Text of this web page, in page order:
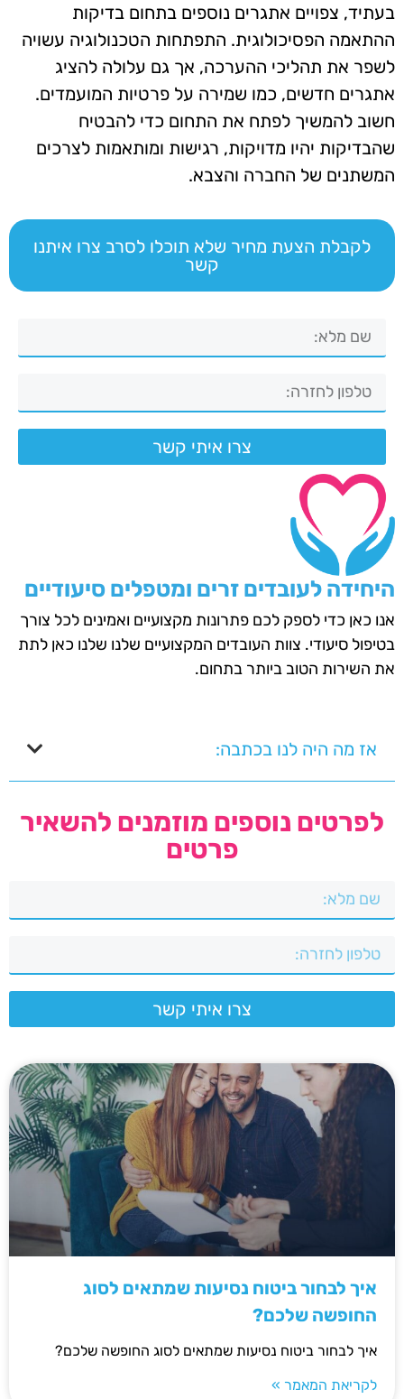
בעתיד, צפויים אתגרים נוספים בתחום בדיקות
ההתאמה הפסיכולוגית. התפתחות הטכנולוגיה עשויה
לשפר את תהליכי ההערכה, אך גם עלולה להציג
אתגרים חדשים, כמו שמירה על פרטיות המועמדים.
חשוב להמשיך לפתח את התחום כדי להבטיח
שהבדיקות יהיו מדויקות, רגישות ומותאמות לצרכים
המשתנים של החברה והצבא.
לקבלת הצעת מחיר שלא תוכלו לסרב צרו איתנו
קשר
צרו איתי קשר
היחידה לעובדים זרים ומטפלים סיעודיים
אנו כאן כדי לספק לכם פתרונות מקצועיים ואמינים לכל צורך
בטיפול סיעודי. צוות העובדים המקצועיים שלנו שלנו כאן לתת
את השירות הטוב ביותר בתחום.
אז מה היה לנו בכתבה:
לפרטים נוספים מוזמנים להשאיר
פרטים
צרו איתי קשר
איך לבחור ביטוח נסיעות שמתאים לסוג
החופשה שלכם?
איך לבחור ביטוח נסיעות שמתאים לסוג החופשה שלכם?
לקריאת המאמר »